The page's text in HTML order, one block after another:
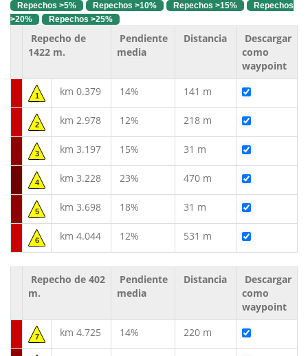
Repechos >5% Repechos >10% Repechos >15%
Repechos
>20%
Repechos >25%
Repecho de
1422 m.
Pendiente
media
Distancia
Descargar
como
waypoint
1 km 0.379 14% 141 m
2 km 2.978 12% 218 m
3 km 3.197 15% 31 m
4 km 3.228 23% 470 m
5 km 3.698 18% 31 m
6 km 4.044 12% 531 m
Repecho de 402
m.
Pendiente
media
Distancia
Descargar
como
waypoint
7 km 4.725 14% 220 m